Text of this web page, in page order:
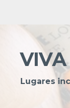
conteúdo
Lugares